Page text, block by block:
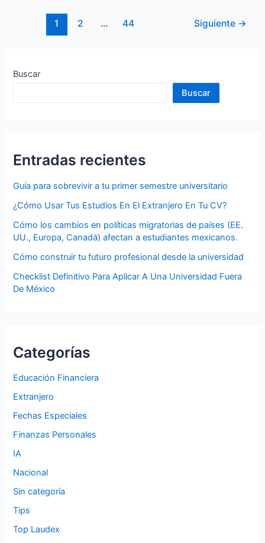
1 2 … 44 Siguiente →
Buscar
Buscar
Entradas recientes
Guía para sobrevivir a tu primer semestre universitario
¿Cómo Usar Tus Estudios En El Extranjero En Tu CV?
Cómo los cambios en políticas migratorias de países (EE.
UU., Europa, Canadá) afectan a estudiantes mexicanos.
Cómo construir tu futuro profesional desde la universidad
Checklist Definitivo Para Aplicar A Una Universidad Fuera
De México
Categorías
Educación Financiera
Extranjero
Fechas Especiales
Finanzas Personales
IA
Nacional
Sin categoría
Tips
Top Laudex